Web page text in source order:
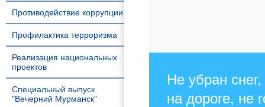
Противодействие коррупции
Профилактика терроризма
Реализация национальных
проектов
Специальный выпуск
"Вечерний Мурманск"
Не убран
на дороге, не